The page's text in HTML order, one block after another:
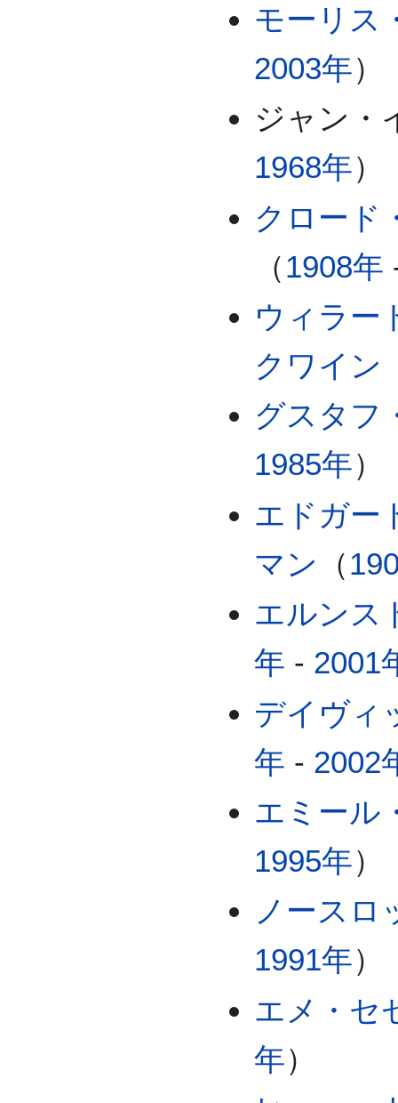
モーリス
2003年）
ジャン・
1968年）
クロード
（1908年
ウィラー
クワイン
グスタフ
1985年）
エドガー
マン
（
エルンス
年 - 2001
デイヴィ
年 - 2002
エミール
1995年）
ノースロ
1991年）
エメ・セ
年）